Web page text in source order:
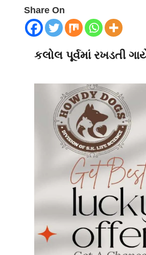
Share On
કલોલ પૂર્વમાં રખડતી